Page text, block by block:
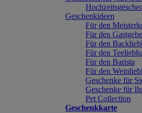
Geschenkideen
Für den
Für den
Für den
Für den
Für den Barista
Für den
Geschenke für
Geschenke für
Pet Collection
Geschenkkarte